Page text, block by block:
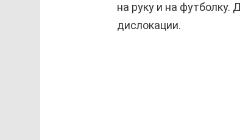
на руку и на футболку.
дислокации.